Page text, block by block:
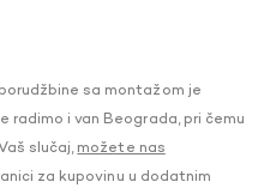
sa montažom je
i van Beograda, pri čemu
slučaj, možete nas
za kupovinu u dodatnim